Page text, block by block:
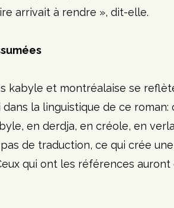
arrivait à rendre », dit-elle.
kabyle et montréalaise se
la linguistique de ce
en derdja, en créole, en
de traduction, ce qui crée
qui ont les références